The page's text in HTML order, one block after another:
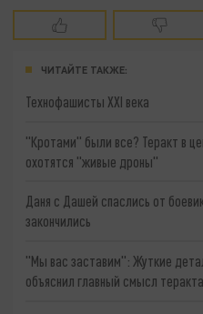
ЧИТАЙТЕ ТАКЖЕ:
Технофашисты XXI века
"Кротами" были все? Теракт в
охотятся "живые дроны"
Даня с Дашей спаслись от
закончились
"Мы вас заставим": Жуткие
объяснил главный смысл